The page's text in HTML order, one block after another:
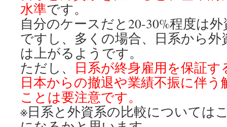
水準です。
自分のケースだと20-30%程度は
ですし、多くの場合、日系から外
は上がるようです。
ただし、
日系が終身雇用を保証
日本からの撤退や業績不振に伴
ことは要注意です。
※日系と外資系の比較については